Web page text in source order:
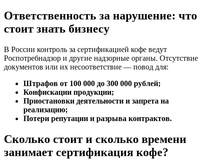
Ответственность за нарушение: что
стоит знать бизнесу
В России контроль за сертификацией кофе ведут
Роспотребнадзор и другие надзорные органы. Отсутствие
документов или их несоответствие — повод для:
Штрафов от 100 000 до 300 000 рублей;
Конфискации продукции;
Приостановки деятельности и запрета на
реализацию;
Потери репутации и разрыва контрактов.
Сколько стоит и сколько времени
занимает сертификация кофе?